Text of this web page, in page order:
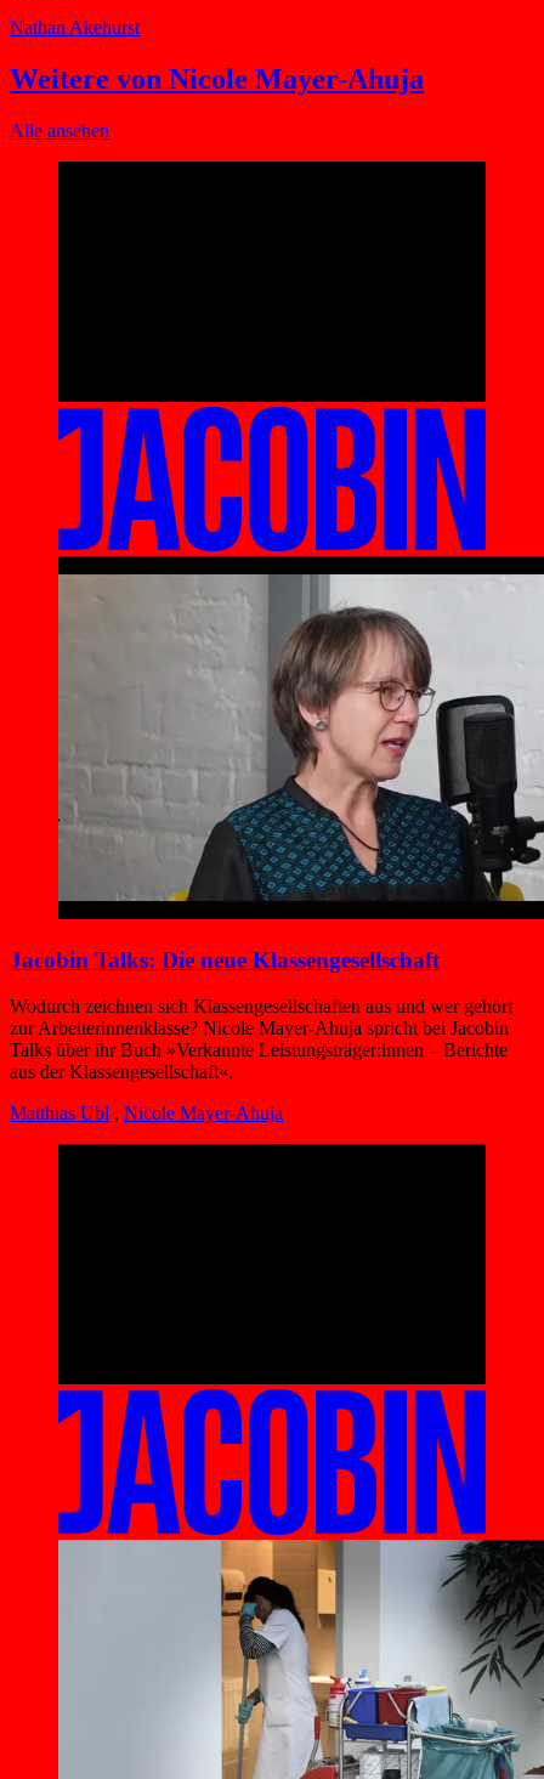
Nathan Akehurst
Weitere von Nicole Mayer-Ahuja
Alle ansehen
Jacobin Talks: Die neue Klassengesellschaft
Wodurch zeichnen sich Klassengesellschaften aus und wer gehört
zur Arbeiterinnenklasse? Nicole Mayer-Ahuja spricht bei Jacobin
Talks über ihr Buch »Verkannte Leistungsträger:innen – Berichte
aus der Klassengesellschaft«.
Matthias Ubl , Nicole Mayer-Ahuja